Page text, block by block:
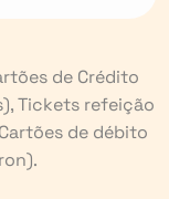
de Crédito
Tickets refeição
de débito